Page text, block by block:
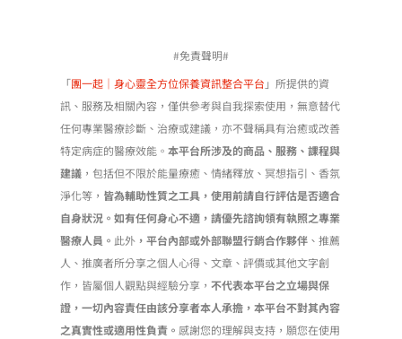
#免責聲明#
「團一起｜身心靈全方位保養資訊整合平台 」所提供的資
訊、服務及相關內容，僅供參考與自我探索使用，無意替代
任何專業醫療診斷、治療或建議，亦不聲稱具有治癒或改善
特定病症的醫療效能。本平台所涉及的商品、服務、課程與
建議 ，包括但不限於能量療癒、情緒釋放、冥想指引、香氛
淨化等， 皆為輔助性質之工具，使用前請自行評估是否適合
自身狀況。如有任何身心不適，請優先諮詢領有執照之專業
醫療人員。 此外 ，平台內部或外部聯盟行銷合作夥伴 、推薦
人、推廣者所分享之個人心得、文章、評價或其他文字創
作，皆屬個人觀點與經驗分享，不代表本平台之立場與保
證，一切內容責任由該分享者本人承擔，本平台不對其內容
之真實性或適用性負責。 感謝您的理解與支持，願您在使用